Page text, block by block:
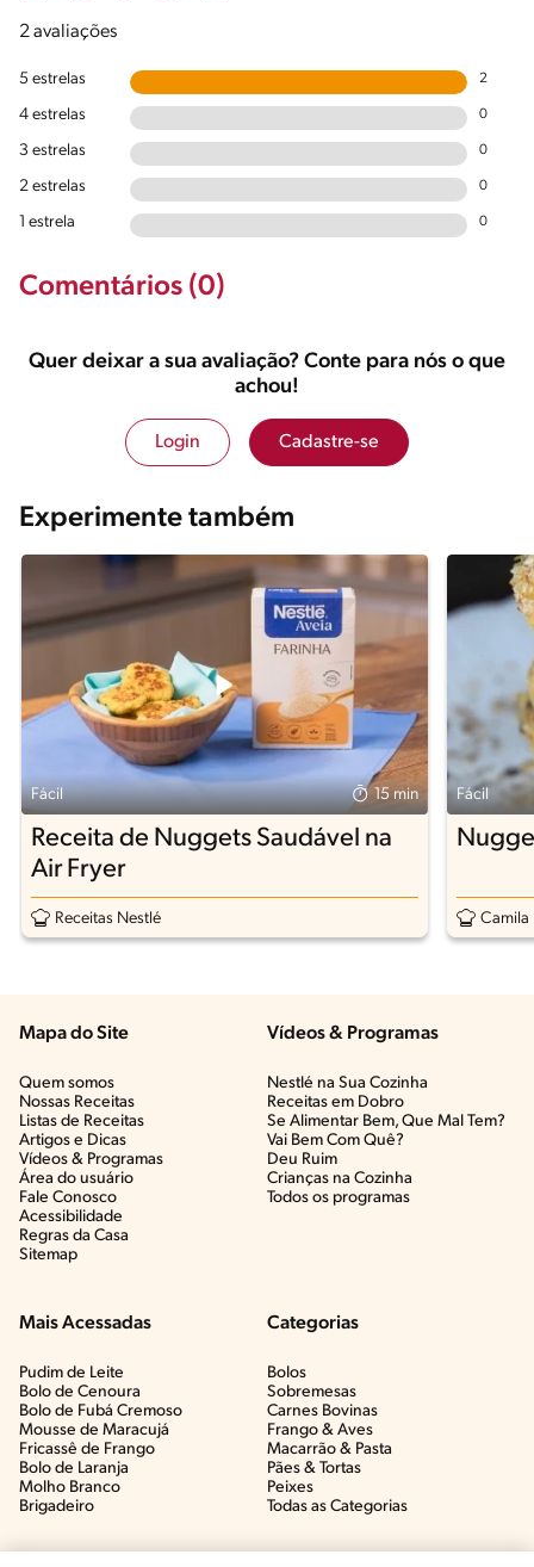
2 avaliações
5 estrelas 2
4 estrelas 0
3 estrelas 0
2 estrelas 0
1 estrela 0
Comentários (0)
Quer deixar a sua avaliação? Conte para nós o que
achou!
Login Cadastre-se
Experimente também
Fácil 15 min
Receita de Nuggets Saudável na
Air Fryer
Receitas Nestlé
Fácil
Camila
Mapa do Site
Quem somos
Nossas Receitas
Listas de Receitas​
Artigos e Dicas​
Vídeos & Programas​
Área do usuário
Fale Conosco
Acessibilidade
Regras da Casa
Sitemap
Vídeos & Programas​
Nestlé na Sua Cozinha
Receitas em Dobro
Se Alimentar Bem, Que Mal Tem?​
Vai Bem Com Quê?​
Deu Ruim​
Crianças na Cozinha​
Todos os programas
Mais Acessadas
Pudim de Leite
Bolo de Cenoura
Bolo de Fubá Cremoso
Mousse de Maracujá
Fricassê de Frango
Bolo de Laranja
Molho Branco
Brigadeiro
Categorias
Bolos
Sobremesas
Carnes Bovinas​
Frango & Aves​
Macarrão & Pasta​
Pães & Tortas​
Peixes
Todas as Categorias